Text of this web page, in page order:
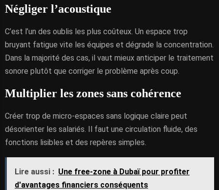
Négliger l’acoustique
C’est l’un des oublis les plus coûteux. Un espace trop
bruyant fatigue vite les équipes et dégrade la concentration.
Dans la majorité des cas, il vaut mieux anticiper le traitement
sonore plutôt que corriger le problème après coup.
Multiplier les zones sans cohérence
Créer trop de micro-espaces sans logique claire peut
désorienter les salariés. Il faut une circulation fluide, des
fonctions lisibles et des repères simples.
Lire aussi : Une free-zone à Dubaï pour profiter
d'avantages financiers conséquents